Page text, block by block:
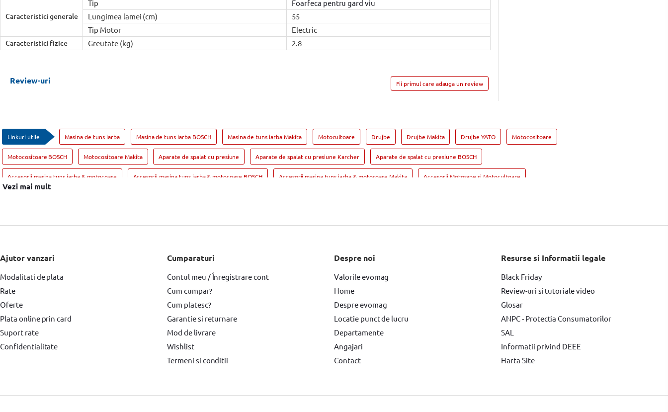
Caracteristici generale
Tip
Foarfeca pentru gard viu
Lungimea lamei (cm)
55
Tip Motor
Electric
Caracteristici fizice
Greutate (kg) 2.8
Fii primul care adauga un review
Review-uri
Linkuri utile Masina de tuns iarba Masina de tuns iarba BOSCH Masina de tuns iarba Makita Motocultoare Drujbe Drujbe Makita Drujbe YATO Motocositoare
Motocositoare BOSCH Motocositoare Makita Aparate de spalat cu presiune Aparate de spalat cu presiune Karcher Aparate de spalat cu presiune BOSCH
Accesorii masina tuns iarba & motocoase Accesorii masina tuns iarba & motocoase BOSCH Accesorii masina tuns iarba & motocoase Makita Accesorii Motosape si Motocultoare
Vezi mai mult
Ajutor vanzari
Modalitati de plata
Rate
Oferte
Plata online prin card
Suport rate
Confidentialitate
Cumparaturi
Contul meu / Înregistrare cont
Cum cumpar?
Cum platesc?
Garantie si returnare
Mod de livrare
Wishlist
Termeni si conditii
Despre noi
Valorile evomag
Home
Despre evomag
Locatie punct de lucru
Departamente
Angajari
Contact
Resurse si Informatii legale
Black Friday
Review-uri si tutoriale video
Glosar
ANPC - Protectia Consumatorilor
SAL
Informatii privind DEEE
Harta Site